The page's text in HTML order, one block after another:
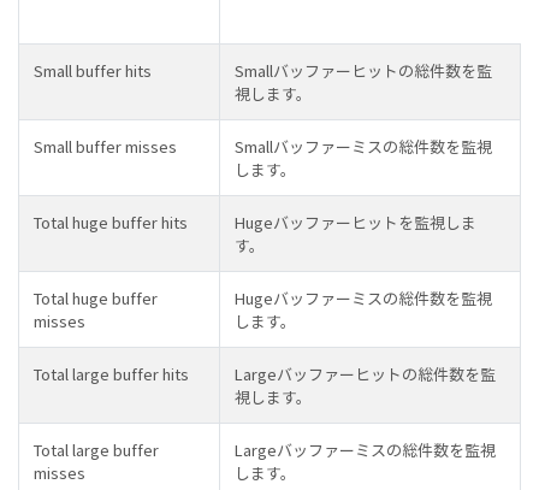
Small buffer hits
Smallバッファーヒットの総件数を監
視します。
Small buffer misses
Smallバッファーミスの総件数を監視
します。
Total huge buffer hits
Hugeバッファーヒットを監視しま
す。
Total huge buffer
misses
Hugeバッファーミスの総件数を監視
します。
Total large buffer hits
Largeバッファーヒットの総件数を監
視します。
Total large buffer
misses
Largeバッファーミスの総件数を監視
します。